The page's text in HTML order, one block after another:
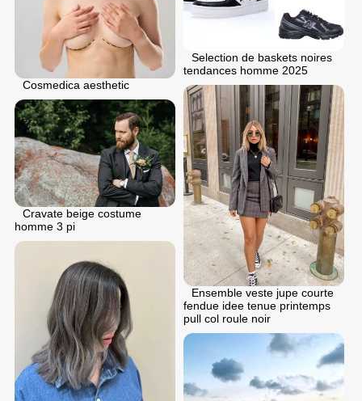
Selection de baskets noires
tendances homme 2025
Cosmedica aesthetic
Ensemble veste jupe courte
fendue idee tenue printemps
pull col roule noir
Cravate beige costume
homme 3 pi